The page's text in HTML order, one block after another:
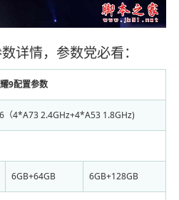
详情，参数党必看：
9配置参数
（4*A73 2.4GHz+4*A53 1.8GHz)
6GB+64GB 6GB+128GB